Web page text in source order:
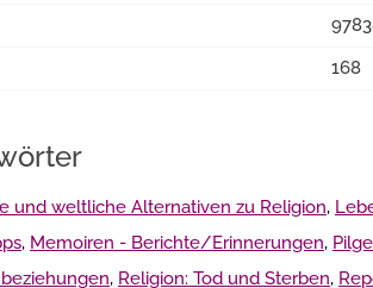
168
und weltliche Alternativen zu Religion,
, Memoiren - Berichte/Erinnerungen,
, Religion: Tod und Sterben,